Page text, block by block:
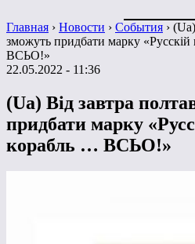
Главная › Новости › События ›
зможуть придбати марку
ВСЬО!»
22.05.2022 - 11:36
(Ua) Від завтра
придбати марку
корабль … ВСЬО!»